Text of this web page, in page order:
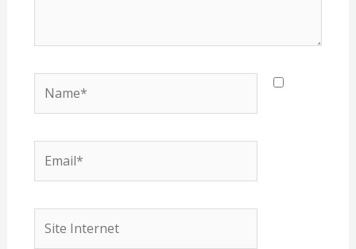
Internet